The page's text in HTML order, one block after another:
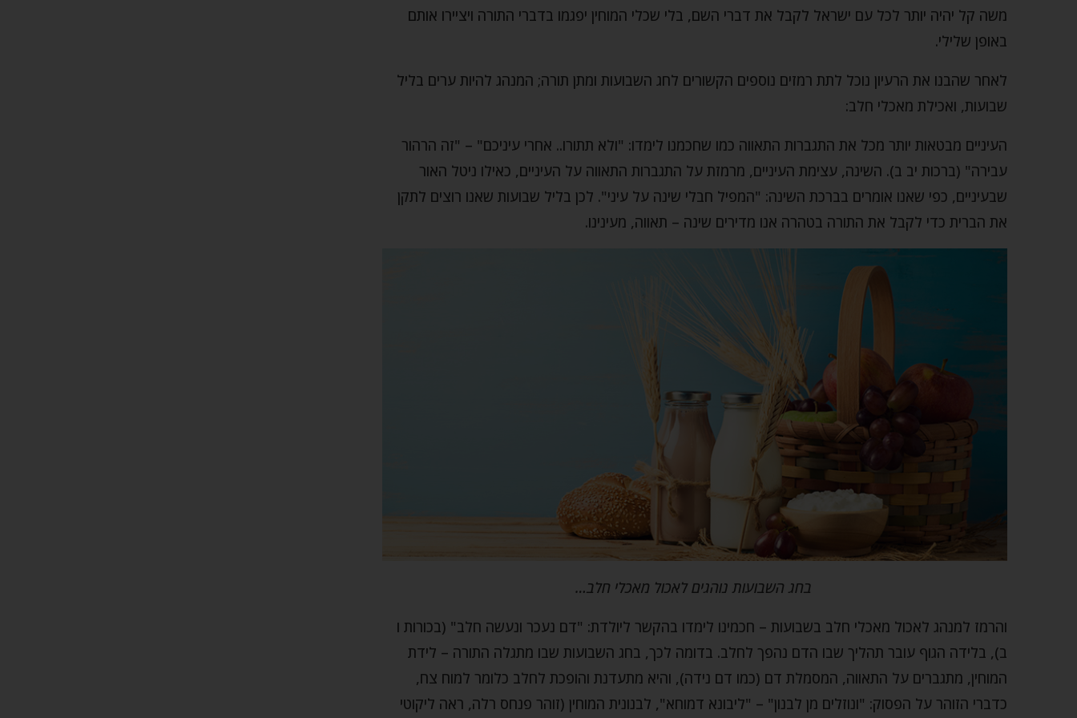
משה קל יהיה יותר לכל עם ישראל לקבל את דברי השם, בלי שכלי המוחין יפגמו בדברי התורה ויציירו אותם
באופן שלילי.
לאחר שהבנו את הרעיון נוכל לתת רמזים נוספים הקשורים לחג השבועות ומתן תורה; המנהג להיות ערים בליל
שבועות, ואכילת מאכלי חלב:
העיניים מבטאות יותר מכל את התגברות התאווה כמו שחכמנו לימדו: "ולא תתורו.. אחרי עיניכם" – "זה הרהור
עבירה" (ברכות יב ב). השינה, עצימת העיניים, מרמזת על התגברות התאווה על העיניים, כאילו ניטל האור
שבעיניים, כפי שאנו אומרים בברכת השינה: "המפיל חבלי שינה על עיני". לכן בליל שבועות שאנו רוצים לתקן
את הברית כדי לקבל את התורה בטהרה אנו מדירים שינה – תאווה, מעינינו.
בחג השבועות נוהגים לאכול מאכלי חלב…
והרמז למנהג לאכול מאכלי חלב בשבועות – חכמינו לימדו בהקשר ליולדת: "דם נעכר ונעשה חלב" (בכורות ו
ב), בלידה הגוף עובר תהליך שבו הדם נהפך לחלב. בדומה לכך, בחג השבועות שבו מתגלה התורה – לידת
המוחין, מתגברים על התאווה, המסמלת דם (כמו דם נידה), והיא מתעדנת והופכת לחלב כלומר למוח צח,
כדברי הזוהר על הפסוק: "ונוזלים מן לבנון" – "ליבונא דמוחא", לבנונית המוחין (זוהר פנחס רלה, ראה ליקוטי